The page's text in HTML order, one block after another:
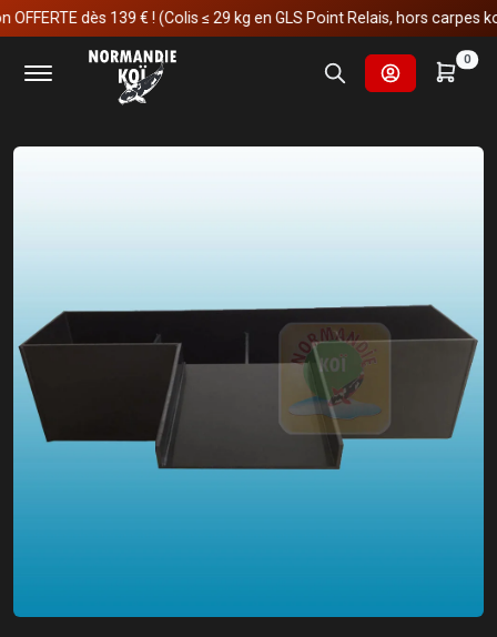
dès 139 € ! (Colis ≤ 29 kg en GLS Point Relais, hors carpes koï)
0
Accueil
Fournitures et technologies pour les bassins
Décoration & statue de jardin
Lames d'eau
Lame d'eau végétal n°2